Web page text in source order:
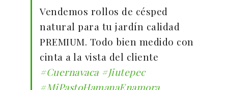
Vendemos rollos de césped
natural para tu jardín calidad
PREMIUM. Todo bien medido con
cinta a la vista del cliente
#Cuernavaca #Jiutepec
#MiPastoHamanaEnamora